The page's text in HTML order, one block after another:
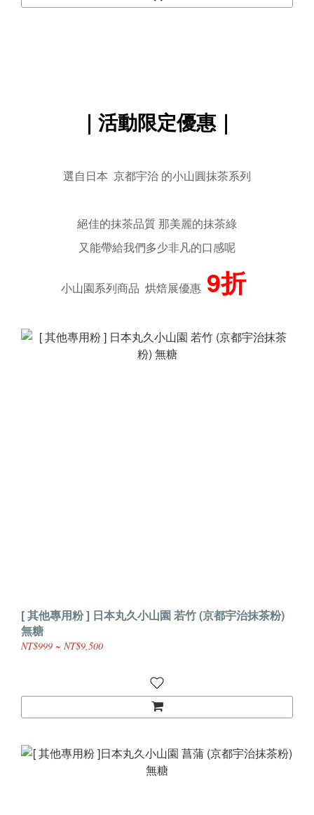
｜活動限定優惠｜
選自日本 京都宇治 的小山圓抹茶系列
絕佳的抹茶品質 那美麗的抹茶綠
又能帶給我們多少非凡的口感呢
小山園系列商品 烘焙展優惠 9折
[ 其他專用粉 ] 日本丸久小山園 若竹 (京都宇治抹茶粉)
無糖
NT$999 ~ NT$9,500